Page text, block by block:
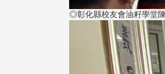
◎彰化縣校友會油籽學堂